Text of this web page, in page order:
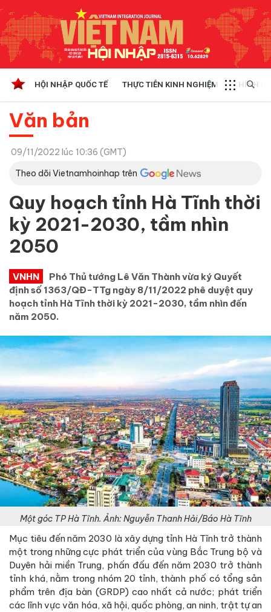
HỘI NHẬP QUỐC TẾ THỰC TIỄN KINH NGHIỆM CHÍNH
Văn bản
09/11/2022 lúc 10:36 (GMT)
Theo dõi Vietnamhoinhap trên
Quy hoạch tỉnh Hà Tĩnh thời
kỳ 2021-2030, tầm nhìn
2050
VNHN
Phó Thủ tướng Lê Văn Thành vừa ký Quyết
định số 1363/QĐ-TTg ngày 8/11/2022 phê duyệt quy
hoạch tỉnh Hà Tĩnh thời kỳ 2021-2030, tầm nhìn đến
năm 2050.
Một góc TP Hà Tĩnh. Ảnh: Nguyễn Thanh Hải/Báo Hà Tĩnh
Mục tiêu đến năm 2030 là xây dựng tỉnh Hà Tĩnh trở thành
một trong những cực phát triển của vùng Bắc Trung bộ và
Duyên hải miền Trung, phấn đấu đến năm 2030 trở thành
tỉnh khá, nằm trong nhóm 20 tỉnh, thành phố có tổng sản
phẩm trên địa bàn (GRDP) cao nhất cả nước; phát triển
các lĩnh vực văn hóa, xã hội, quốc phòng, an ninh, trật tự an